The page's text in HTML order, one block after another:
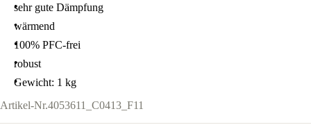
sehr gute Dämpfung
wärmend
100% PFC-frei
robust
Gewicht: 1 kg
Artikel-Nr.4053611_C0413_F11